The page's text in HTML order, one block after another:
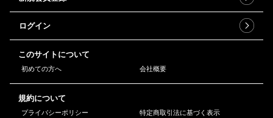
ログイン
このサイトについて
初めての方へ 会社概要
規約について
プライバシーポリシー 特定商取引法に基づく表示